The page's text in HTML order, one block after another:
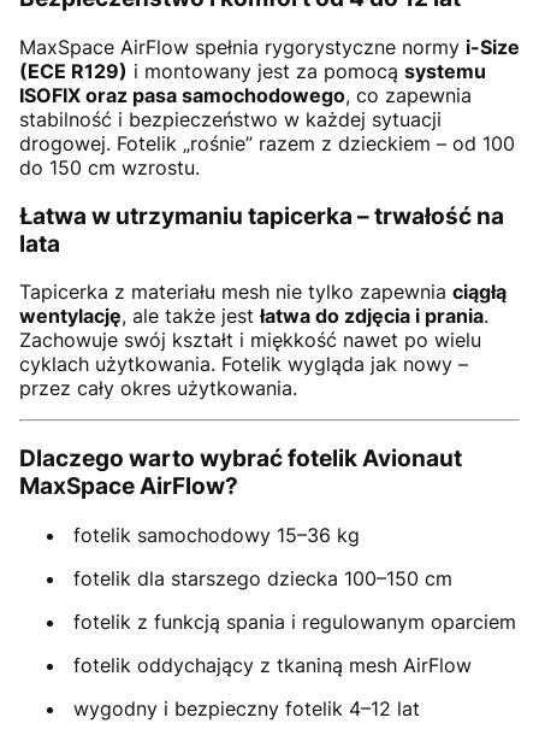
MaxSpace AirFlow spełnia rygorystyczne normy i-Size
(ECE R129) i montowany jest za pomocą systemu
ISOFIX oraz pasa samochodowego, co zapewnia
stabilność i bezpieczeństwo w każdej sytuacji
drogowej. Fotelik „rośnie” razem z dzieckiem – od 100
do 150 cm wzrostu.
Łatwa w utrzymaniu tapicerka – trwałość na
lata
Tapicerka z materiału mesh nie tylko zapewnia ciągłą
wentylację, ale także jestłatwa do zdjęcia i prania.
Zachowuje swój kształt i miękkość nawet po wielu
cyklach użytkowania. Fotelik wygląda jak nowy –
przez cały okres użytkowania.
Dlaczego warto wybrać fotelik Avionaut
MaxSpace AirFlow?
fotelik samochodowy 15–36 kg
fotelik dla starszego dziecka 100–150 cm
fotelik z funkcją spania i regulowanym oparciem
fotelik oddychający z tkaniną mesh AirFlow
wygodny i bezpieczny fotelik 4–12 lat